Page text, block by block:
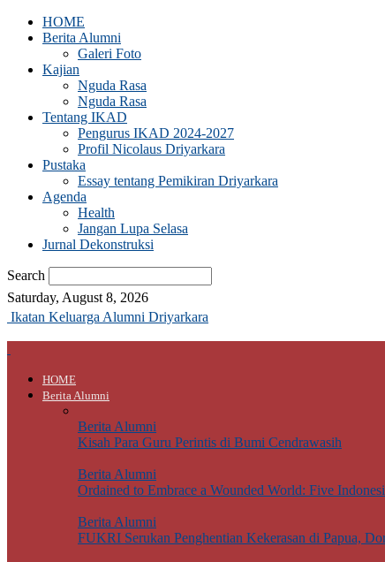
HOME
Berita Alumni
Galeri Foto
Kajian
Nguda Rasa
Nguda Rasa
Tentang IKAD
Pengurus IKAD 2024-2027
Profil Nicolaus Driyarkara
Pustaka
Essay tentang Pemikiran Driyarkara
Agenda
Health
Jangan Lupa Selasa
Jurnal Dekonstruksi
Search
Saturday, August 8, 2026
Ikatan Keluarga Alumni Driyarkara
HOME
Berita Alumni
Berita Alumni
Kisah Para Guru Perintis di Bumi Cendrawasih
Berita Alumni
Ordained to Embrace a Wounded World: Five
Berita Alumni
FUKRI Serukan Penghentian Kekerasan di Papua,